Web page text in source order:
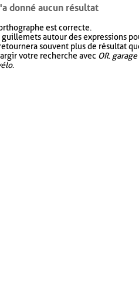
donné aucun résultat
est correcte.
autour des expressions
souvent plus de résultat
votre recherche avec OR. garage
.